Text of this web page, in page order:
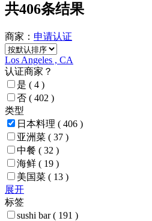
共406条结果
商家： 申请认证
Los Angeles , CA
认证商家？
是 ( 4 )
否 ( 402 )
类型
日本料理 ( 406 )
亚洲菜 ( 37 )
中餐 ( 32 )
海鲜 ( 19 )
美国菜 ( 13 )
展开
标签
sushi bar( 191 )